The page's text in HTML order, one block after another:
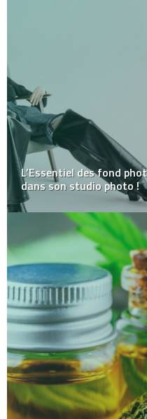
L’Essentiel des fond
dans son studio photo !